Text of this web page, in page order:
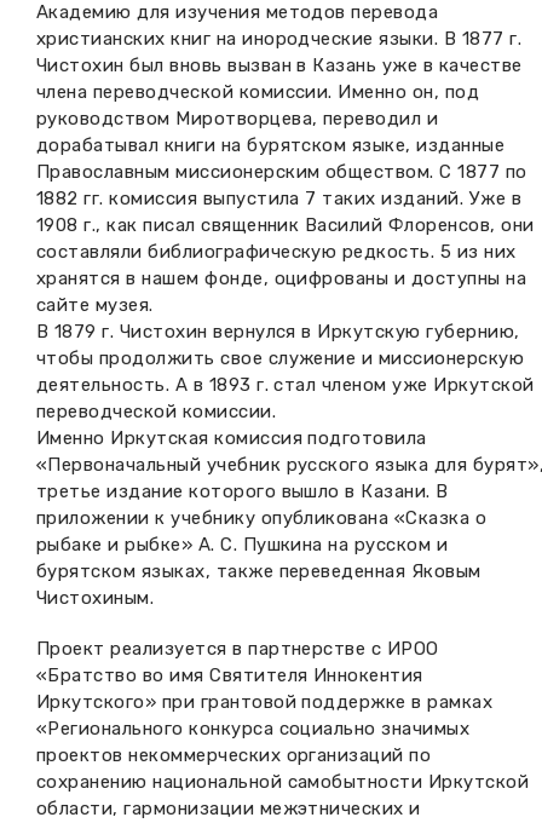
Академию для изучения методов перевода
христианских книг на инородческие языки. В 1877 г.
Чистохин был вновь вызван в Казань уже в качестве
члена переводческой комиссии. Именно он, под
руководством Миротворцева, переводил и
дорабатывал книги на бурятском языке, изданные
Православным миссионерским обществом. С 1877 по
1882 гг. комиссия выпустила 7 таких изданий. Уже в
1908 г., как писал священник Василий Флоренсов, они
составляли библиографическую редкость. 5 из них
хранятся в нашем фонде, оцифрованы и доступны на
сайте музея.
В 1879 г. Чистохин вернулся в Иркутскую губернию,
чтобы продолжить свое служение и миссионерскую
деятельность. А в 1893 г. стал членом уже Иркутской
переводческой комиссии.
Именно Иркутская комиссия подготовила
«Первоначальный учебник русского языка для
третье издание которого вышло в Казани. В
приложении к учебнику опубликована «Сказка о
рыбаке и рыбке» А. С. Пушкина на русском и
бурятском языках, также переведенная Яковым
Чистохиным.
Проект реализуется в партнерстве с ИРОО
«Братство во имя Святителя Иннокентия
Иркутского» при грантовой поддержке в рамках
«Регионального конкурса социально значимых
проектов некоммерческих организаций по
сохранению национальной самобытности Иркутской
области, гармонизации межэтнических и